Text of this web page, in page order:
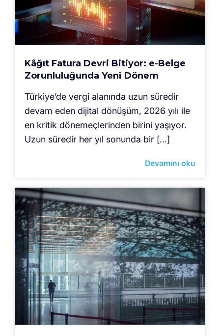
Kâğıt Fatura Devri Bitiyor: e-Belge
Zorunluluğunda Yeni Dönem
Türkiye’de vergi alanında uzun süredir
devam eden dijital dönüşüm, 2026 yılı ile
en kritik dönemeçlerinden birini yaşıyor.
Uzun süredir her yıl sonunda bir […]
Devamını oku